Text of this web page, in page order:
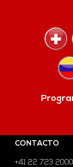
CONTACTO
+41 22 723 2000